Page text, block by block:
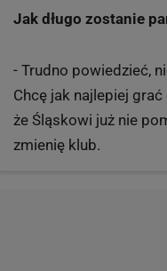
Jak długo zostanie
- Trudno powiedzieć,
Chcę jak najlepiej
że Śląskowi już nie
zmienię klub.